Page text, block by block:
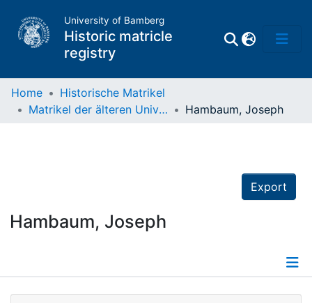
University of Bamberg
Historic matricle
registry
Home
Historische Matrikel
Matrikel der älteren Universität
Hambaum, Joseph
Export
Hambaum, Joseph
Details